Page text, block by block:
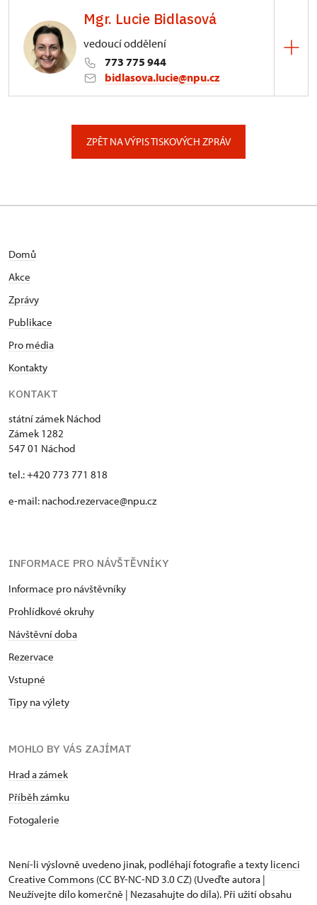
Mgr. Lucie Bidlasová
vedoucí oddělení
773 775 944
bidlasova.lucie@npu.cz
ZPĚT NA VÝPIS TISKOVÝCH ZPRÁV
Domů
Akce
Zprávy
Publikace
Pro média
Kontakty
KONTAKT
státní zámek Náchod
Zámek 1282
547 01 Náchod
tel.: +420 773 771 818
e-mail: nachod.rezervace@npu.cz
INFORMACE PRO NÁVŠTĚVNÍKY
Informace pro návštěvníky
Prohlídkové okruhy
Návštěvní doba
Rezervace
Vstupné
Tipy na výlety
MOHLO BY VÁS ZAJÍMAT
Hrad a zámek
Příběh zámku
Fotogalerie
Není-li výslovně uvedeno jinak, podléhají fotografie a texty licenci
Creative Commons (CC BY-NC-ND 3.0 CZ) (Uveďte autora |
Neužívejte dílo komerčně | Nezasahujte do díla). Při užití obsahu